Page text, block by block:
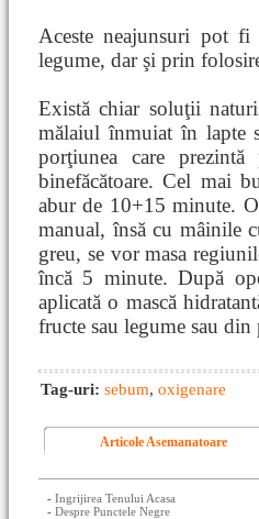
Aceste neajunsuri pot
legume, dar şi prin
Există chiar soluţii
mălaiul înmuiat în lapte
porţiunea care prezintă
binefăcătoare. Cel mai
abur de 10+15 minute.
manual, însă cu mâinile
greu, se vor masa
încă 5 minute. După
aplicată o mască
fructe sau legume sau din
Tag-uri: sebum, oxigenare
Articole Asemanatoare
- Ingrijirea Tenului Acasa
- Despre Punctele Negre